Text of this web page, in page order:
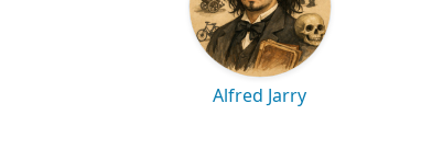
Alfred Jarry